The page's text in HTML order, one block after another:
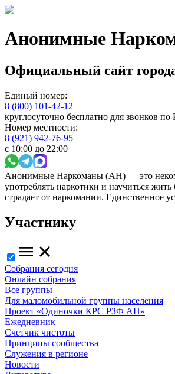
Анонимные
Официальный сайт
Единый номер:
8 (800) 101-42-12
круглосуточно бесплатно для звонков
Номер местности:
8 (921) 942-76-95
с 10:00 до 22:00
Анонимные Наркоманы (АН) — это
употреблять наркотики и научиться
страдает от наркомании. Единственное
Участнику
Собрания сегодня
Онлайн собрания
Все группы
Для маломобильной группы населения
Проект «Одиночки КРС РЗФ АН»
Ежедневник
Счетчик чистоты
Принципы сообщества
Служения в регионе
Новости